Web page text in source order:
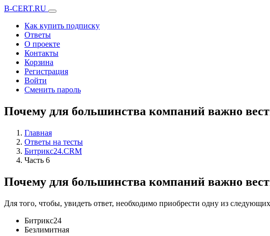
B-CERT.RU
Как купить подписку
Ответы
О проекте
Контакты
Корзина
Регистрация
Войти
Сменить пароль
Почему для большинства компаний важно
Главная
Ответы на тесты
Битрикс24.CRM
Часть 6
Почему для большинства компаний важно
Для того, чтобы, увидеть ответ, необходимо приобрести одну из
Битрикс24
Безлимитная